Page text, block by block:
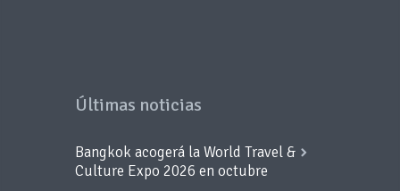
Últimas noticias
Bangkok acogerá la World Travel &
Culture Expo 2026 en octubre